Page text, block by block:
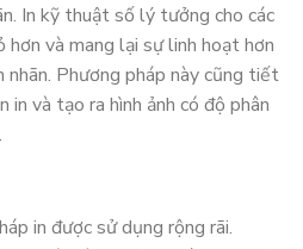
In kỹ thuật số lý tưởng cho các
hơn và mang lại sự linh hoạt hơn
Phương pháp này cũng tiết
in và tạo ra hình ảnh có độ phân
in được sử dụng rộng rãi.